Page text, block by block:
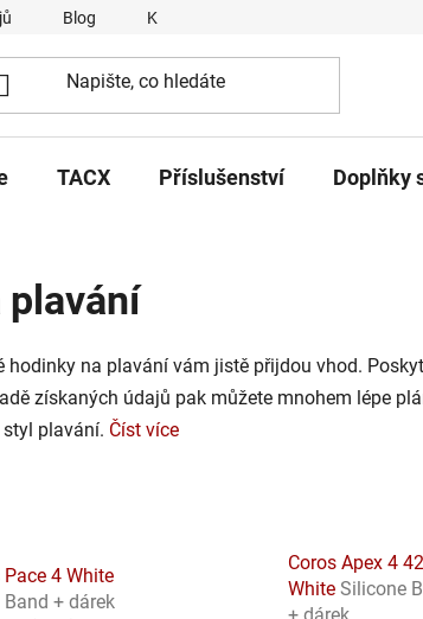
Blog Kontakty
TACX Příslušenství Doplňky
plavání
na plavání vám jistě přijdou vhod.
získaných údajů pak můžete mnohem lépe
plavání. Číst více
Pace 4 White
Band + dárek
Coros Apex 4
White Silicone